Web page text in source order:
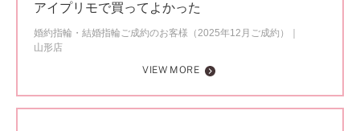
アイプリモで買ってよかった
婚約指輪・結婚指輪ご成約のお客様（2025年12月ご成約）
山形店
VIEW MORE